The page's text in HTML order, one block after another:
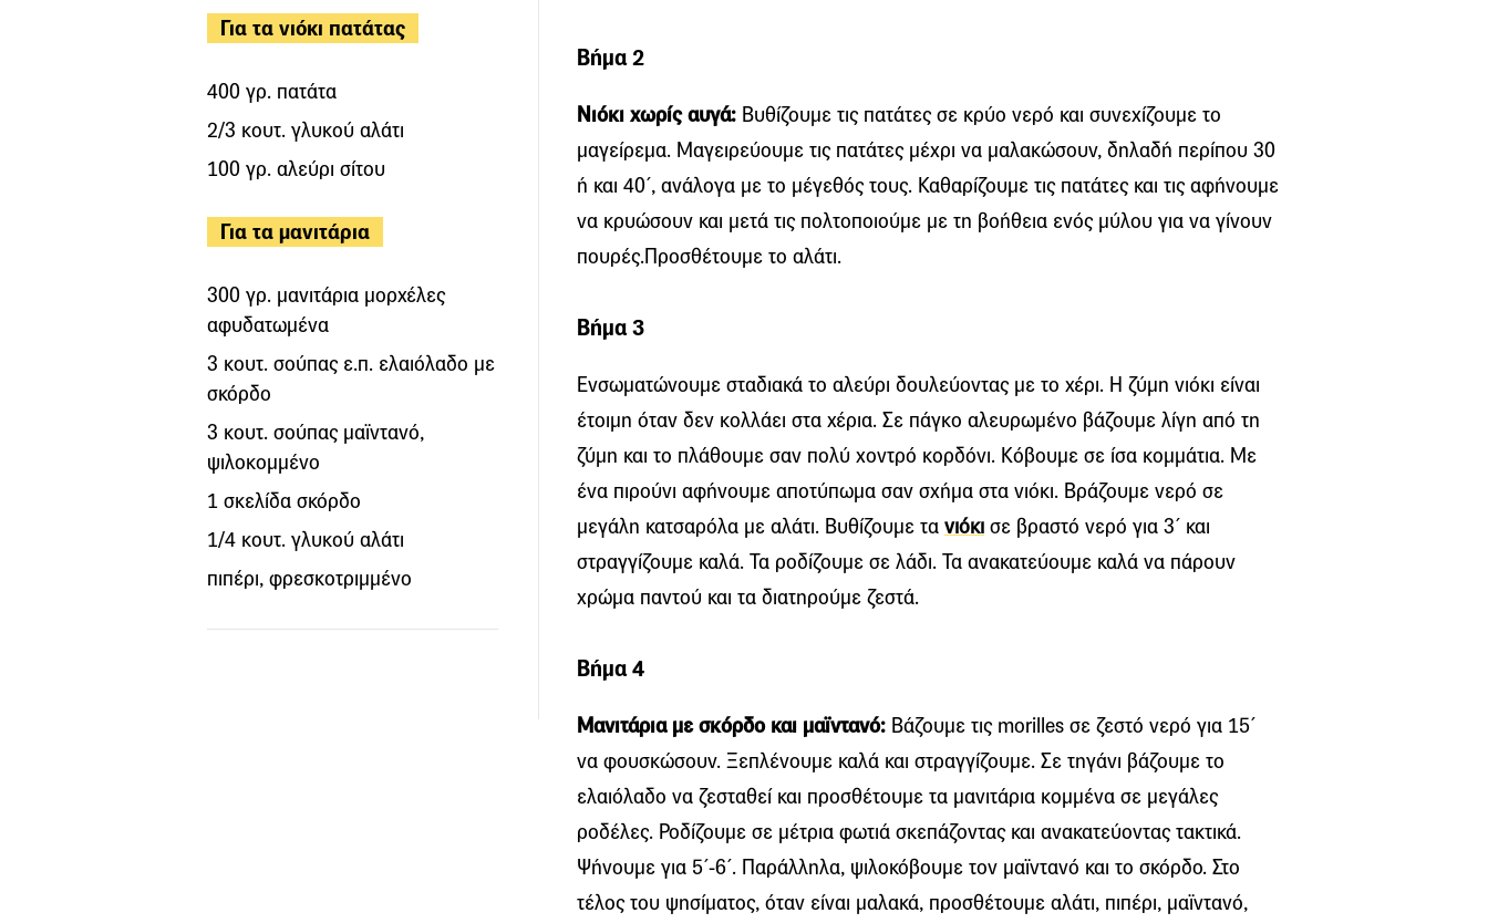
Για τα νιόκι πατάτας
400 γρ. πατάτα
2/3 κουτ. γλυκού αλάτι
100 γρ. αλεύρι σίτου
Για τα μανιτάρια
300 γρ. μανιτάρια μορχέλες
αφυδατωμένα
3 κουτ. σούπας ε.π. ελαιόλαδο με
σκόρδο
3 κουτ. σούπας μαϊντανό,
ψιλοκομμένο
1 σκελίδα σκόρδο
1/4 κουτ. γλυκού αλάτι
πιπέρι, φρεσκοτριμμένο
Βήμα 2
Νιόκι χωρίς αυγά: Βυθίζουμε τις πατάτες σε κρύο νερό και συνεχίζουμε το
μαγείρεμα. Μαγειρεύουμε τις πατάτες μέχρι να μαλακώσουν, δηλαδή περίπου 30
ή και 40΄, ανάλογα με το μέγεθός τους. Καθαρίζουμε τις πατάτες και τις αφήνουμε
να κρυώσουν και μετά τις πολτοποιούμε με τη βοήθεια ενός μύλου για να γίνουν
πουρές.Προσθέτουμε το αλάτι.
Βήμα 3
Ενσωματώνουμε σταδιακά το αλεύρι δουλεύοντας με το χέρι. Η ζύμη νιόκι είναι
έτοιμη όταν δεν κολλάει στα χέρια. Σε πάγκο αλευρωμένο βάζουμε λίγη από τη
ζύμη και το πλάθουμε σαν πολύ χοντρό κορδόνι. Κόβουμε σε ίσα κομμάτια. Με
ένα πιρούνι αφήνουμε αποτύπωμα σαν σχήμα στα νιόκι. Βράζουμε νερό σε
μεγάλη κατσαρόλα με αλάτι. Βυθίζουμε τα νιόκι σε βραστό νερό για 3΄ και
στραγγίζουμε καλά. Τα ροδίζουμε σε λάδι. Τα ανακατεύουμε καλά να πάρουν
χρώμα παντού και τα διατηρούμε ζεστά.
Βήμα 4
Μανιτάρια με σκόρδο και μαϊντανό: Βάζουμε τις morilles σε ζεστό νερό για 15΄
να φουσκώσουν. Ξεπλένουμε καλά και στραγγίζουμε. Σε τηγάνι βάζουμε το
ελαιόλαδο να ζεσταθεί και προσθέτουμε τα μανιτάρια κομμένα σε μεγάλες
ροδέλες. Ροδίζουμε σε μέτρια φωτιά σκεπάζοντας και ανακατεύοντας τακτικά.
Ψήνουμε για 5΄-6΄. Παράλληλα, ψιλοκόβουμε τον μαϊντανό και το σκόρδο. Στο
τέλος του ψησίματος, όταν είναι μαλακά, προσθέτουμε αλάτι, πιπέρι, μαϊντανό,